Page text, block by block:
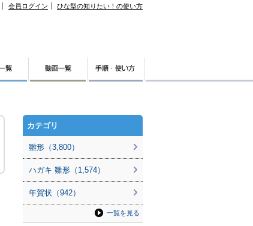
会員ログイン ひな型の知りたい！の使い方
カテゴリ
雛形（3,800）
ハガキ 雛形（1,574）
年賀状（942）
一覧を見る